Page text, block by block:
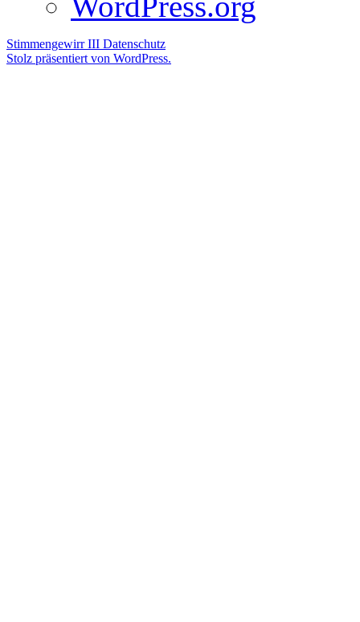
Stimmengewirr III Datenschutz
Stolz präsentiert von WordPress.